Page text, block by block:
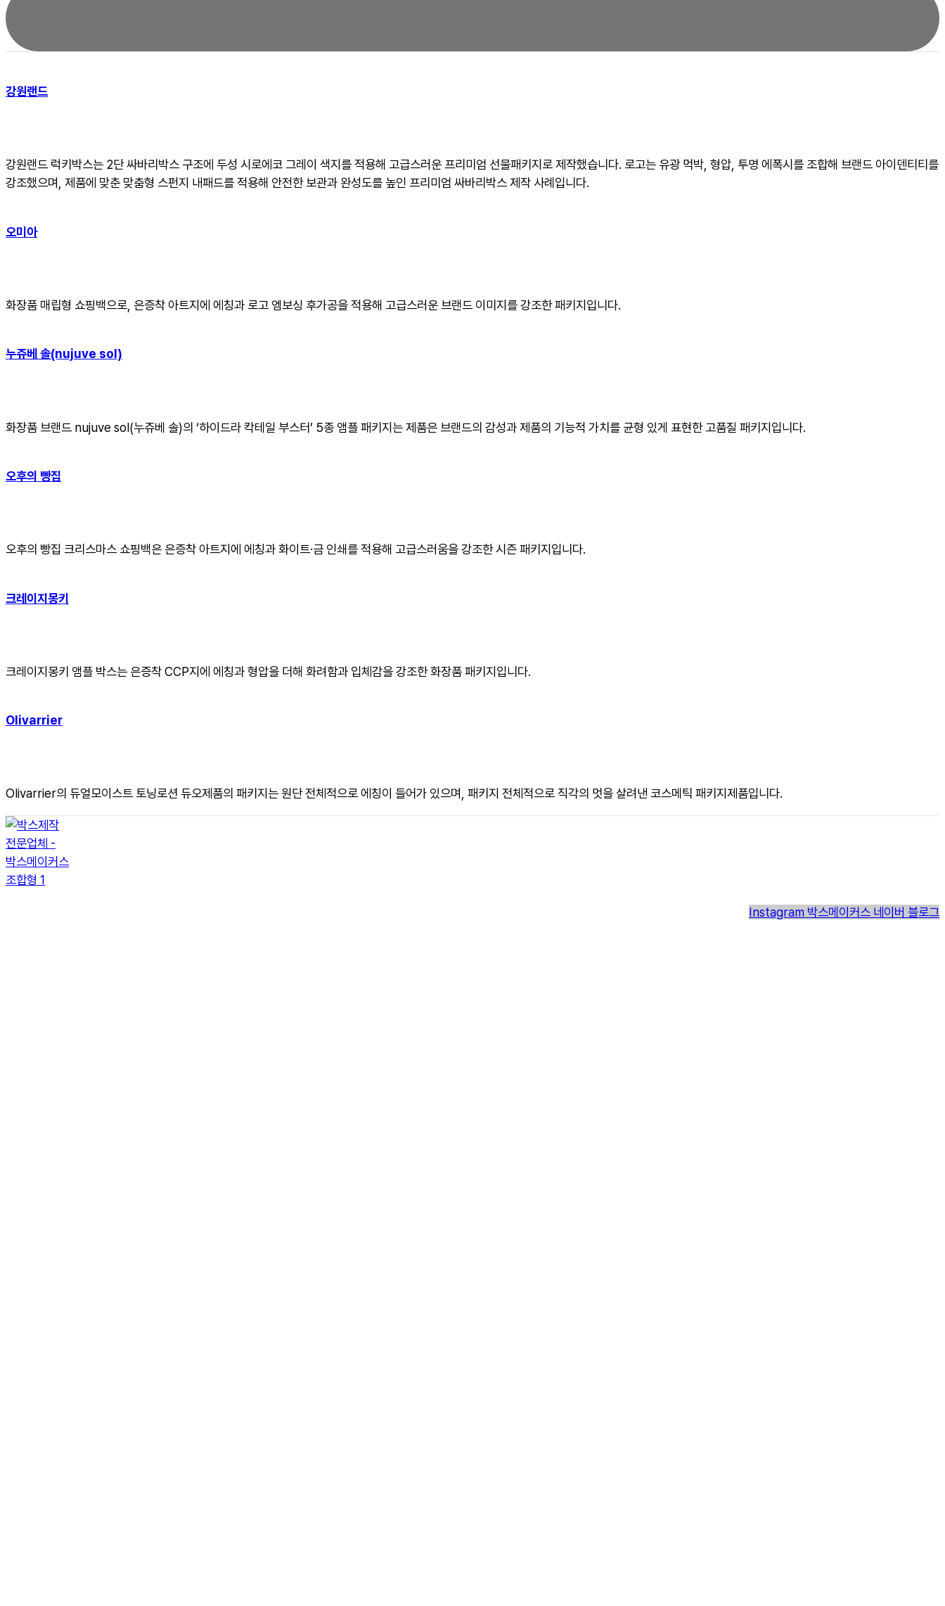
강원랜드
강원랜드 럭키박스는 2단 싸바리박스 구조에 두성 시로에코 그레이 색지를 적용해 고급스러운 프리미엄 선물패키지로 제작했습니다. 로고는 유광 먹박, 형압, 투명 에폭시를 조합해 브랜드 아이덴티티를
강조했으며, 제품에 맞춘 맞춤형 스펀지 내패드를 적용해 안전한 보관과 완성도를 높인 프리미엄 싸바리박스 제작 사례입니다.
오미아
화장품 매립형 쇼핑백으로, 은증착 아트지에 에칭과 로고 엠보싱 후가공을 적용해 고급스러운 브랜드 이미지를 강조한 패키지입니다.
누쥬베 솔(nujuve sol)
화장품 브랜드 nujuve sol(누쥬베 솔)의 ‘하이드라 칵테일 부스터’ 5종 앰플 패키지는 제품은 브랜드의 감성과 제품의 기능적 가치를 균형 있게 표현한 고품질 패키지입니다.
오후의 빵집
오후의 빵집 크리스마스 쇼핑백은 은증착 아트지에 에칭과 화이트·금 인쇄를 적용해 고급스러움을 강조한 시즌 패키지입니다.
크레이지몽키
크레이지몽키 앰플 박스는 은증착 CCP지에 에칭과 형압을 더해 화려함과 입체감을 강조한 화장품 패키지입니다.
Olivarrier
Olivarrier의 듀얼모이스트 토닝로션 듀오제품의 패키지는 원단 전체적으로 에칭이 들어가 있으며, 패키지 전체적으로 직각의 멋을 살려낸 코스메틱 패키지제품입니다.
Instagram 박스메이커스 네이버 블로그